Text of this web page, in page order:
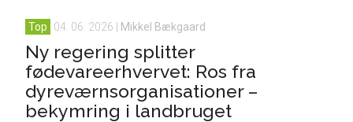
Top 04. 06. 2026 Mikkel Bækgaard
Ny regering splitter
fødevareerhvervet: Ros fra
dyreværnsorganisationer –
bekymring i landbruget